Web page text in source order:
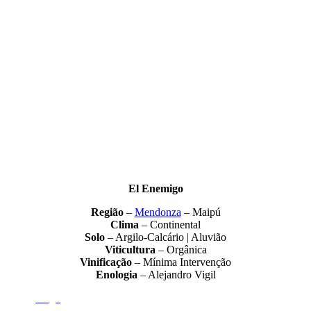
El Enemigo
Região– Mendonza – Maipú
Clima – Continental
Solo – Argilo-Calcário | Aluvião
Viticultura – Orgânica
Vinificação – Mínima Intervenção
Enologia – Alejandro Vigil